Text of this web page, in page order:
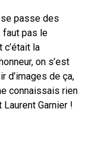
passe des
faut pas le
la
on s’est
d’images de ça,
connaissais rien
Garnier !